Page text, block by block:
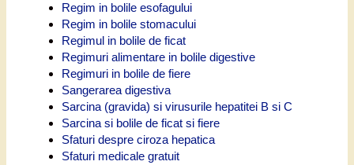
Regim in bolile esofagului
Regim in bolile stomacului
Regimul in bolile de ficat
Regimuri alimentare in bolile digestive
Regimuri in bolile de fiere
Sangerarea digestiva
Sarcina (gravida) si virusurile hepatitei B si C
Sarcina si bolile de ficat si fiere
Sfaturi despre ciroza hepatica
Sfaturi medicale gratuit